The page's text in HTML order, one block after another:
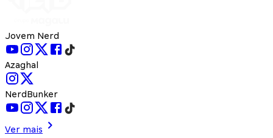
Jovem Nerd
Azaghal
NerdBunker
Ver mais